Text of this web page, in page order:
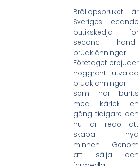
Bröllopsbruket är
Sveriges ledande
butikskedja för
second hand-
brudklänningar.
Företaget erbjuder
noggrant utvalda
brudklänningar
som har burits
med kärlek en
gång tidigare och
nu är redo att
skapa nya
minnen. Genom
att sälja och